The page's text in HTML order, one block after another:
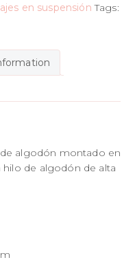
en suspensión Tags:
algodón montado en
de algodón de alta